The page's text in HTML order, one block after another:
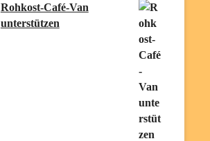
Rohkost-Café-Van
unterstützen